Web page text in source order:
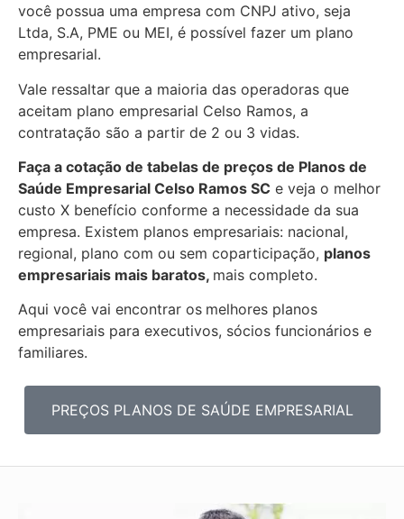
você possua uma empresa com CNPJ ativo, seja
Ltda, S.A, PME ou MEI, é possível fazer um plano
empresarial.
Vale ressaltar que a maioria das operadoras que
aceitam plano empresarial Celso Ramos, a
contratação são a partir de 2 ou 3 vidas.
Faça a cotação de tabelas de preços de Planos de
Saúde Empresarial Celso Ramos SC e veja o melhor
custo X benefício conforme a necessidade da sua
empresa. Existem planos empresariais: nacional,
regional, plano com ou sem coparticipação, planos
empresariais mais baratos, mais completo.
Aqui você vai encontrar os melhores planos
empresariais para executivos, sócios funcionários e
familiares.
PREÇOS PLANOS DE SAÚDE EMPRESARIAL